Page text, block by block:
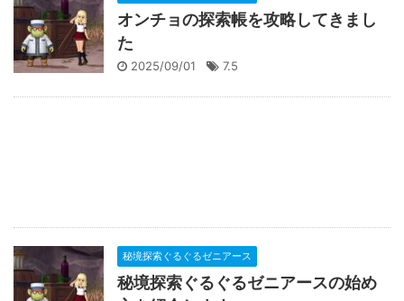
オンチョの探索帳を攻略してきまし
た
2025/09/01 7.5
秘境探索ぐるぐるゼニアース
秘境探索ぐるぐるゼニアースの始め